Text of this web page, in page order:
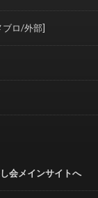
ブロ/外部]
会メインサイトへ